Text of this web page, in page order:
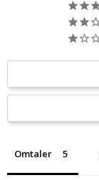
Omtaler